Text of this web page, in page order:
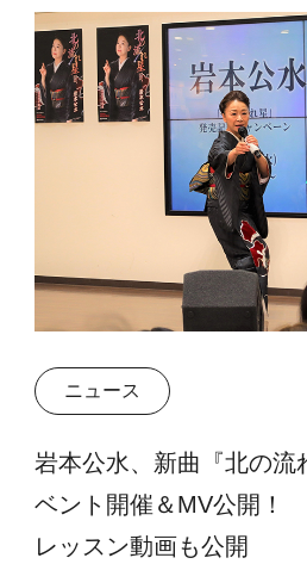
ニュース
岩本公水、新曲『北の流
ベント開催＆MV公開！
レッスン動画も公開